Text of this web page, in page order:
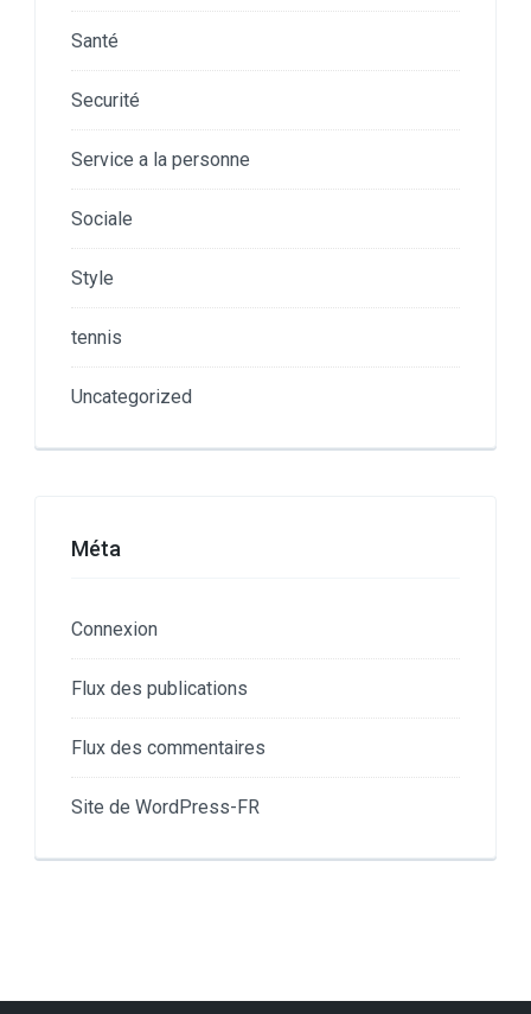
Santé
Securité
Service a la personne
Sociale
Style
tennis
Uncategorized
Méta
Connexion
Flux des publications
Flux des commentaires
Site de WordPress-FR